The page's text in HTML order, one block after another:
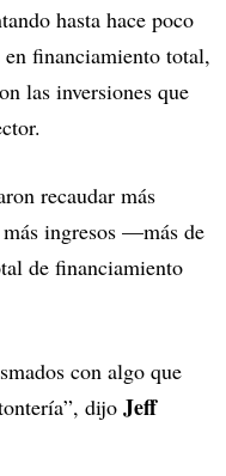
hasta hace poco
financiamiento total,
las inversiones que
recaudar más
ingresos —más de
de financiamiento
con algo que
dijo Jeff